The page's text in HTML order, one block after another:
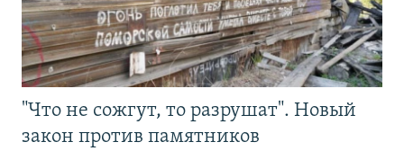
"Что не сожгут, то разрушат". Новый
закон против памятников